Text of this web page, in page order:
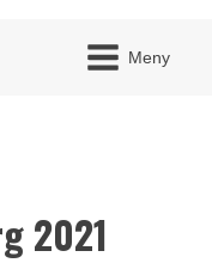
Meny
2021